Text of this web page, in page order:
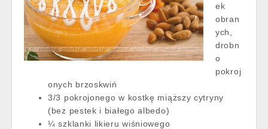
ek
obran
ych,
drobn
o
pokroj
onych brzoskwiń
3/3 pokrojonego w kostkę miąższy cytryny
(bez pestek i białego albedo)
¼ szklanki likieru wiśniowego